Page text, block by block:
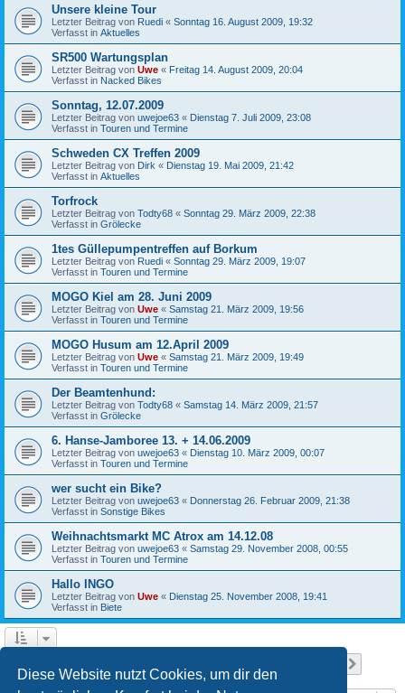
Diese Website nutzt Cookies, um dir den
Unsere kleine Tour
Letzter Beitrag von Ruedi « Sonntag 16. August 2009, 19:32
Verfasst in Aktuelles
SR500 Wartungsplan
Letzter Beitrag von Uwe « Freitag 14. August 2009, 20:04
Verfasst in Nacked Bikes
Sonntag, 12.07.2009
Letzter Beitrag von uwejoe63 « Dienstag 7. Juli 2009, 23:08
Verfasst in Touren und Termine
Schweden CX Treffen 2009
Letzter Beitrag von Dirk « Dienstag 19. Mai 2009, 21:42
Verfasst in Aktuelles
Torfrock
Letzter Beitrag von Todty68 « Sonntag 29. März 2009, 22:38
Verfasst in Grölecke
1tes Güllepumpentreffen auf Borkum
Letzter Beitrag von Ruedi « Sonntag 29. März 2009, 19:07
Verfasst in Touren und Termine
MOGO Kiel am 28. Juni 2009
Letzter Beitrag von Uwe « Samstag 21. März 2009, 19:56
Verfasst in Touren und Termine
MOGO Husum am 12.April 2009
Letzter Beitrag von Uwe « Samstag 21. März 2009, 19:49
Verfasst in Touren und Termine
Der Beamtenhund:
Letzter Beitrag von Todty68 « Samstag 14. März 2009, 21:57
Verfasst in Grölecke
6. Hanse-Jamboree 13. + 14.06.2009
Letzter Beitrag von uwejoe63 « Dienstag 10. März 2009, 00:07
Verfasst in Touren und Termine
wer sucht ein Bike?
Letzter Beitrag von uwejoe63 « Donnerstag 26. Februar 2009, 21:38
Verfasst in Sonstige Bikes
Weihnachtsmarkt MC Atrox am 14.12.08
Letzter Beitrag von uwejoe63 « Samstag 29. November 2008, 00:55
Verfasst in Touren und Termine
Hallo INGO
Letzter Beitrag von Uwe « Dienstag 25. November 2008, 19:41
Verfasst in Biete